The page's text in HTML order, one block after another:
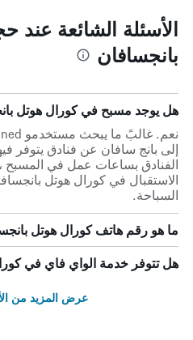
الأسئلة الشائعة عند
بانجسافان
هل يوجد مسبح في كورال هوتل
إلى بانج سافان عن فنادق يتوفر
الفنادق بساعات عمل في المسبح
الاستقبال في كورال هوتل
السباحة.
ما هو رقم هاتف كورال هوتل
هل تتوفر خدمة الواي فاي في
عرض المزيد من